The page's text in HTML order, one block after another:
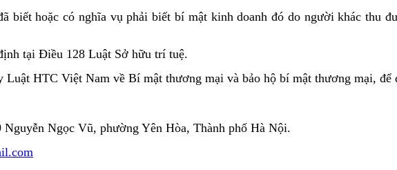
biết hoặc có nghĩa vụ phải biết bí mật kinh doanh đó do người khác thu
tại Điều 128 Luật Sở hữu trí tuệ.
Luật HTC Việt Nam về Bí mật thương mại và bảo hộ bí mật thương mại,
Ngọc Vũ, phường Yên Hòa, Thành phố Hà Nội.